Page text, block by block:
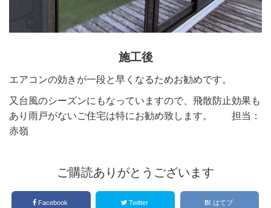
施工後
エアコンの効きが一段と早くなるためお勧めです。
又台風のシーズンにもなっていますので、飛散防止効果も
あり雨戸がないご住宅は特にお勧め致します。 担当：
赤嶺
ご購読ありがとうございます
Facebook Twitter はてブ